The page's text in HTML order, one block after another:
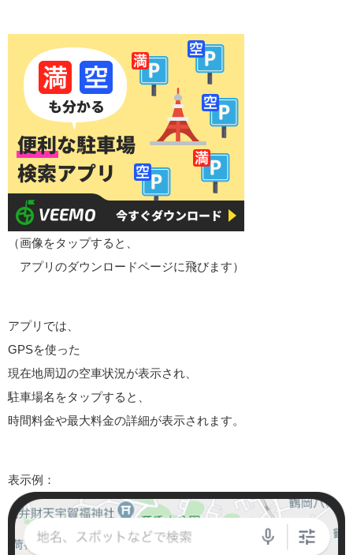
（画像をタップすると、
アプリのダウンロードページに飛びます）
アプリでは、
GPSを使った
現在地周辺の空車状況が表示され、
駐車場名をタップすると、
時間料金や最大料金の詳細が表示されます。
表示例：